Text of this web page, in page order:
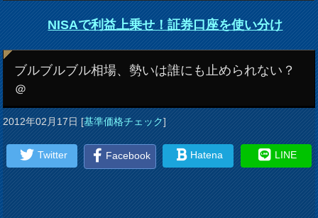
NISAで利益上乗せ！証券口座を使い分け
ブルブルブル相場、勢いは誰にも止められない？
＠
2012年02月17日[基準価格チェック]
Twitter Facebook Hatena LINE